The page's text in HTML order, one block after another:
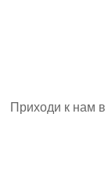
Приходи к нам в